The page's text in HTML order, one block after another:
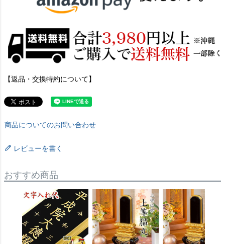
【返品・交換特約について】
商品についてのお問い合わせ
レビューを書く
おすすめ商品